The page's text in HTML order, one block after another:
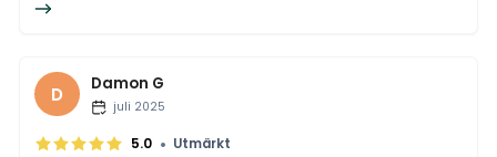
D Damon G
juli 2025
5.0 • Utmärkt